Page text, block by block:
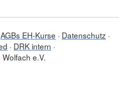
AGBs EH-Kurse
Datenschutz
DRK intern
e.V.